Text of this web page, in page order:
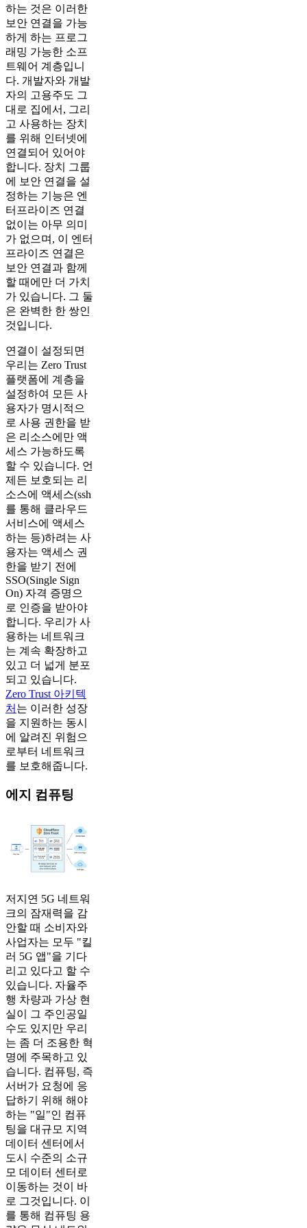
하는 것은 이러한
보안 연결을 가능
하게 하는 프로그
래밍 가능한 소프
트웨어 계층입니
다. 개발자와 개발
자의 고용주도 그
대로 집에서, 그리
고 사용하는 장치
를 위해 인터넷에
연결되어 있어야
합니다. 장치 그룹
에 보안 연결을 설
정하는 기능은 엔
터프라이즈 연결
없이는 아무 의미
가 없으며, 이 엔터
프라이즈 연결은
보안 연결과 함께
할 때에만 더 가치
가 있습니다. 그 둘
은 완벽한 한 쌍인
것입니다.
연결이 설정되면
우리는 Zero Trust
플랫폼에 계층을
설정하여 모든 사
용자가 명시적으
로 사용 권한을 받
은 리소스에만 액
세스 가능하도록
할 수 있습니다. 언
제든 보호되는 리
소스에 액세스(ssh
를 통해 클라우드
서비스에 액세스
하는 등)하려는 사
용자는 액세스 권
한을 받기 전에
SSO(Single Sign
On) 자격 증명으
로 인증을 받아야
합니다. 우리가 사
용하는 네트워크
는 계속 확장하고
있고 더 넓게 분포
되고 있습니다.
Zero Trust 아키텍
처 는 이러한 성장
을 지원하는 동시
에 알려진 위험으
로부터 네트워크
를 보호해줍니다.
에지 컴퓨팅
저지연 5G 네트워
크의 잠재력을 감
안할 때 소비자와
사업자는 모두 "킬
러 5G 앱"을 기다
리고 있다고 할 수
있습니다. 자율주
행 차량과 가상 현
실이 그 주인공일
수도 있지만 우리
는 좀 더 조용한 혁
명에 주목하고 있
습니다. 컴퓨팅, 즉
서버가 요청에 응
답하기 위해 해야
하는 "일"인 컴퓨
팅을 대규모 지역
데이터 센터에서
도시 수준의 소규
모 데이터 센터로
이동하는 것이 바
로 그것입니다. 이
를 통해 컴퓨팅 용